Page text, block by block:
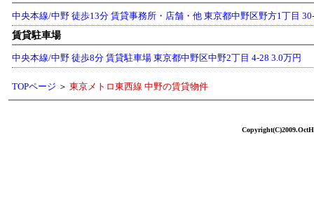
中央本線/中野 徒歩13分 賃貸事務所・店舗・他 東京都中野区野方1丁目
賃貸駐車場
中央本線/中野 徒歩8分 賃貸駐車場 東京都中野区中野2丁目 4-28 3.0万円
TOPページ ＞ 東京メトロ東西線 中野の賃貸物件